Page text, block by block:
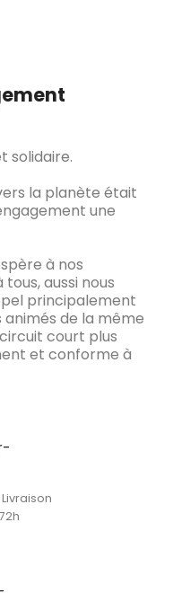
solidaire.
la planète était
une
à nos
aussi nous
principalement
animés de la même
court plus
et conforme à
Livraison